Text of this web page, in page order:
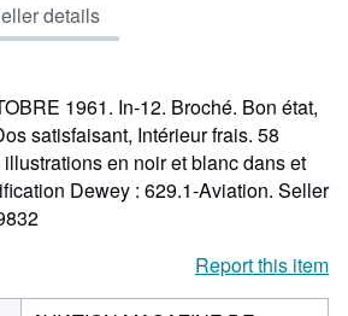
details
1961. In-12. Broché. Bon état,
satisfaisant, Intérieur frais. 58
en noir et blanc dans et
Dewey : 629.1-Aviation. Seller
Report this item